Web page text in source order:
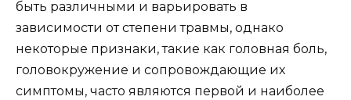
быть различными и варьировать в
зависимости от степени травмы, однако
некоторые признаки, такие как головная боль,
головокружение и сопровождающие их
симптомы, часто являются первой и наиболее